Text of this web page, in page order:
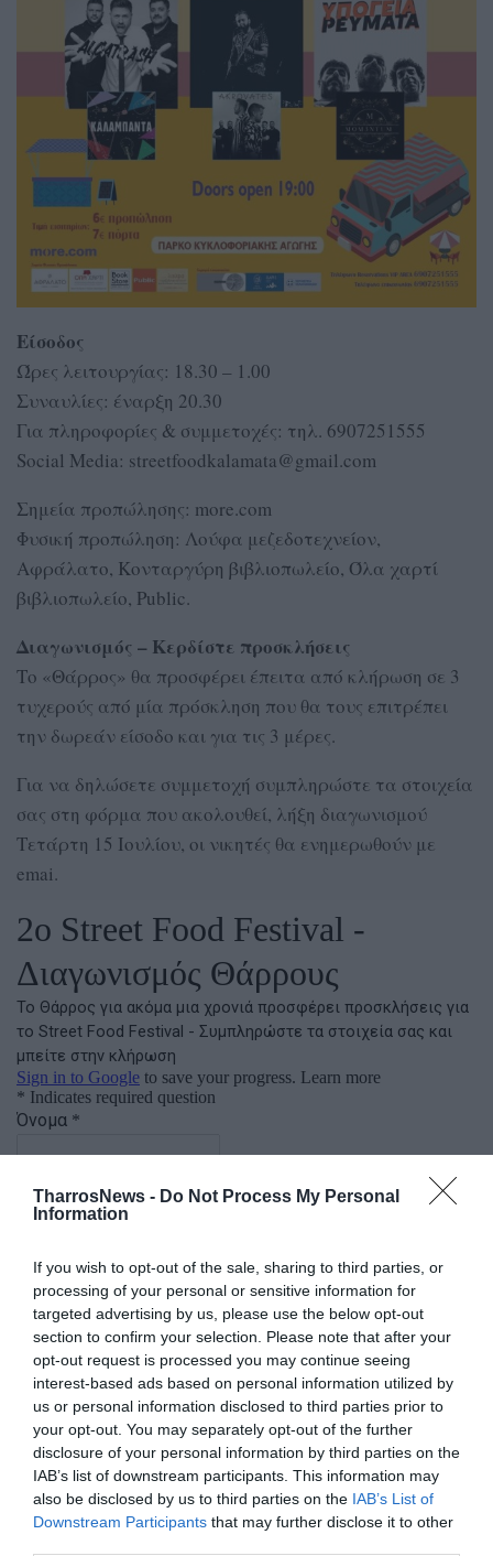
TharrosNews - Do Not Process My Personal
Information
If you wish to opt-out of the sale, sharing to third parties, or
processing of your personal or sensitive information for
targeted advertising by us, please use the below opt-out
section to confirm your selection. Please note that after your
opt-out request is processed you may continue seeing
interest-based ads based on personal information utilized by
us or personal information disclosed to third parties prior to
your opt-out. You may separately opt-out of the further
disclosure of your personal information by third parties on the
IAB’s list of downstream participants. This information may
also be disclosed by us to third parties on the IAB’s List of
Downstream Participants that may further disclose it to other
Είσοδος
Ώρες λειτουργίας: 18.30 – 1.00
Συναυλίες: έναρξη 20.30
Για πληροφορίες & συμμετοχές: τηλ. 6907251555
Social Media: streetfoodkalamata@gmail.com
Σημεία προπώλησης: more.com
Φυσική προπώληση: Λούφα μεζεδοτεχνείον,
Αφράλατο, Κονταργύρη βιβλιοπωλείο, Όλα χαρτί
βιβλιοπωλείο, Public.
Διαγωνισμός – Κερδίστε προσκλήσεις
Το «Θάρρος» θα προσφέρει έπειτα από κλήρωση σε 3
τυχερούς από μία πρόσκληση που θα τους επιτρέπει
την δωρεάν είσοδο και για τις 3 μέρες.
Για να δηλώσετε συμμετοχή συμπληρώστε τα στοιχεία
σας στη φόρμα που ακολουθεί, λήξη διαγωνισμού
Τετάρτη 15 Ιουλίου, οι νικητές θα ενημερωθούν με
emai.